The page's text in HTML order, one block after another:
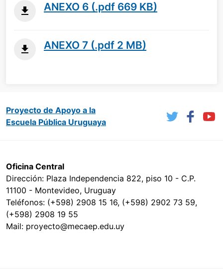
ANEXO 6 (.pdf 669 KB)
ANEXO 7 (.pdf 2 MB)
Proyecto de Apoyo a la
Escuela Pública Uruguaya
Oficina Central
Dirección: Plaza Independencia 822, piso 10 - C.P.
11100 - Montevideo, Uruguay
Teléfonos: (+598) 2908 15 16, (+598) 2902 73 59,
(+598) 2908 19 55
Mail: proyecto@mecaep.edu.uy